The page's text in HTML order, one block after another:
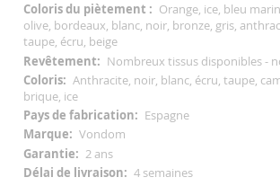
Orange, ice, bleu
olive, bordeaux, blanc, noir, bronze, gris,
taupe, écru, beige
Nombreux tissus disponibles -
Anthracite, noir, blanc, écru, taupe,
brique, ice
Espagne
Vondom
2 ans
4 semaines